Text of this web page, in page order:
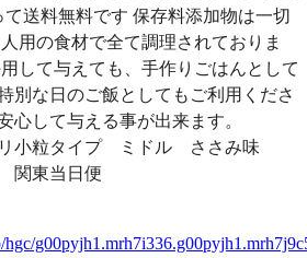
送料無料です 保存料添加物は一切
用の食材で全て調理されておりま
して与えても、手作りごはんとして
別な日のご飯としてもご利用くださ
心して与える事が出来ます。
小粒タイプ ミドル ささみ味
関東当日便
hgc/